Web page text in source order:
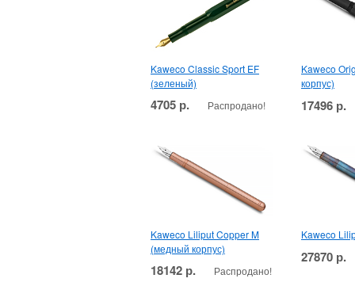
Kaweco Classic Sport EF
(зеленый)
4705 р. Распродано!
Kaweco
корпус)
17496 р.
Kaweco Liliput Copper M
(медный корпус)
18142 р. Распродано!
Kaweco
27870 р.